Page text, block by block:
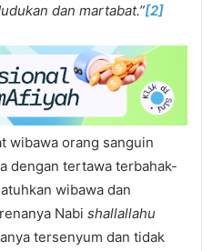
dan martabat.”[2]
wibawa orang sanguin
dengan tertawa terbahak-
wibawa dan
Nabi shallallahu
tersenyum dan tidak